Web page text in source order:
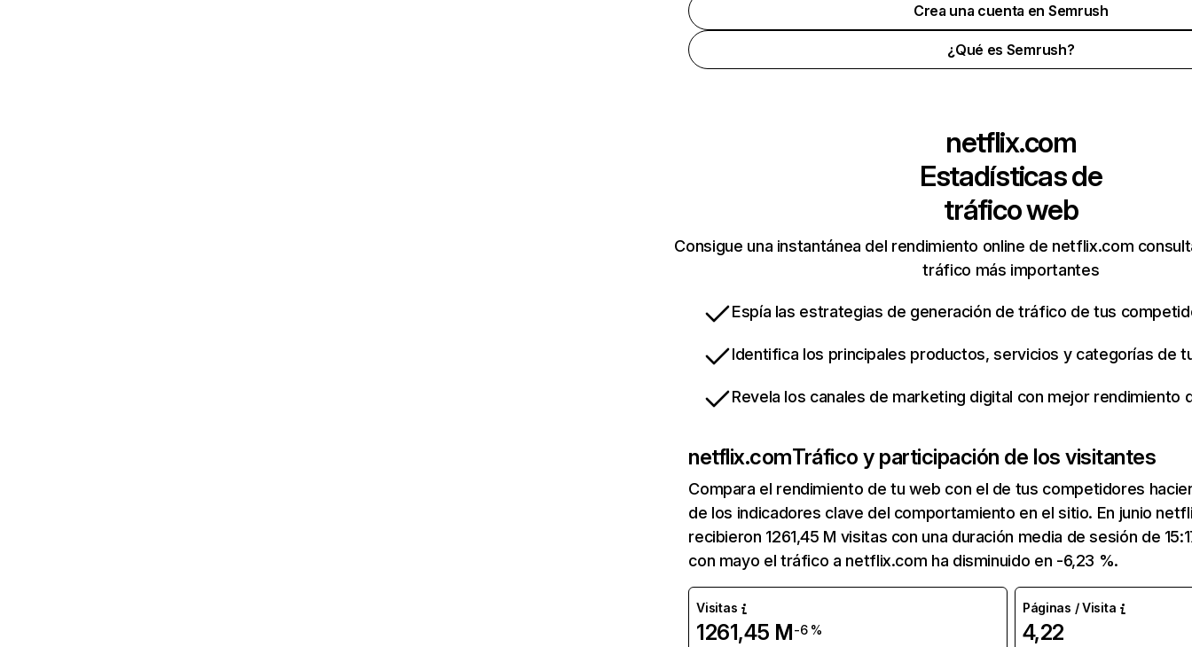
Crea una cuenta en Semrush
¿Qué es Semrush?
netflix.com
Estadísticas de
tráfico web
Consigue una instantánea del rendimiento online de netflix.com
tráfico más importantes
Espía las estrategias de generación de tráfico de tus
Identifica los principales productos, servicios y categorías de
Revela los canales de marketing digital con mejor rendimiento
netflix.comTráfico y participación de los visitantes
Compara el rendimiento de tu web con el de tus competidores
de los indicadores clave del comportamiento en el sitio. En junio
recibieron 1261,45 M visitas con una duración media de sesión de
con mayo el tráfico a netflix.com ha disminuido en -6,23 %.
Visitas
1261,45 M-6 %
Páginas / Visita
4,22